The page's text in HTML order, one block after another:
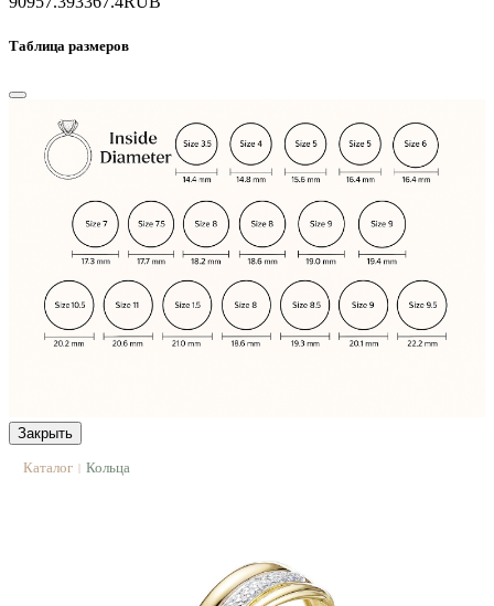
Таблица размеров
Закрыть
Каталог | Кольца